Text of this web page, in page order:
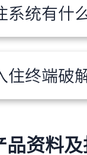
么功能？解读
破解开票排队
品资料